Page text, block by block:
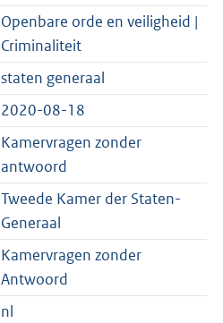
K
b
2
K
b
Openbare orde en veiligheid |
Criminaliteit
staten generaal
2020-08-18
Kamervragen zonder
antwoord
Tweede Kamer der Staten-
Generaal
Kamervragen zonder
Antwoord
nl